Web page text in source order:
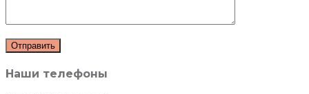
Наши телефоны